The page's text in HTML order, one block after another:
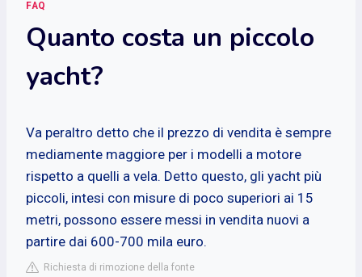
FAQ
Quanto costa un piccolo
yacht?
Va peraltro detto che il prezzo di vendita è sempre
mediamente maggiore per i modelli a motore
rispetto a quelli a vela. Detto questo, gli yacht più
piccoli, intesi con misure di poco superiori ai 15
metri, possono essere messi in vendita nuovi a
partire dai 600-700 mila euro.
Richiesta di rimozione della fonte